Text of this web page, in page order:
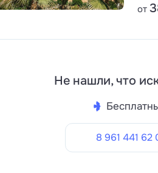
от
Не нашли, что
8 961 441 62